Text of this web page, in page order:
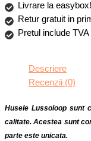
Livrare la easybox!
Retur gratuit in
Pretul include TVA
Descriere
Recenzii (0)
Husele Lussoloop sunt
calitate. Acestea sunt
parte este unicata.